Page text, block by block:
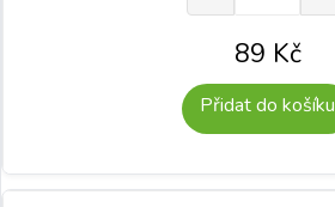
89 Kč
Přidat do košíku